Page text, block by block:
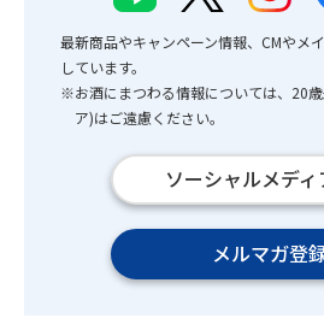
最新商品やキャンペーン情報、CMやメ
しています。
※お酒にまつわる情報については、20
ア)はご遠慮ください。
ソーシャルメデ
メルマガ登